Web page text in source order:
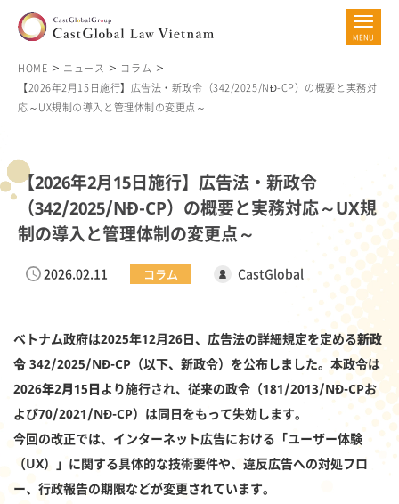
HOME ニュース
コラム
【2026年2月15日施行】広告法・新政令（342/2025/NĐ-CP）の概要と実務対
応～UX規制の導入と管理体制の変更点～
【2026年2月15日施行】広告法・新政令
（342/2025/NĐ-CP）の概要と実務対応～UX規
制の導入と管理体制の変更点～
2026.02.11 コラム CastGlobal
ベトナム政府は2025年12月26日、広告法の詳細規定を定める新政
令 342/2025/NĐ-CP （以下、新政令）を公布しました。本政令は
2026年2月15日より施行され、従来の政令（181/2013/NĐ-CPお
よび70/2021/NĐ-CP）は同日をもって失効します。
今回の改正では、インターネット広告における「ユーザー体験
（UX）」に関する具体的な技術要件や、違反広告への対処フロ
ー、行政報告の期限などが変更されています。